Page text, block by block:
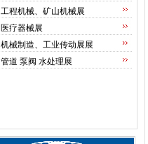
工程机械、矿山机械展
医疗器械展
机械制造、工业传动展展
管道 泵阀 水处理展